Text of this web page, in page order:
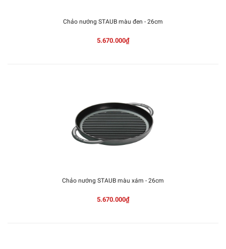
Chảo nướng STAUB màu đen - 26cm
5.670.000₫
Chảo nướng STAUB màu xám - 26cm
5.670.000₫